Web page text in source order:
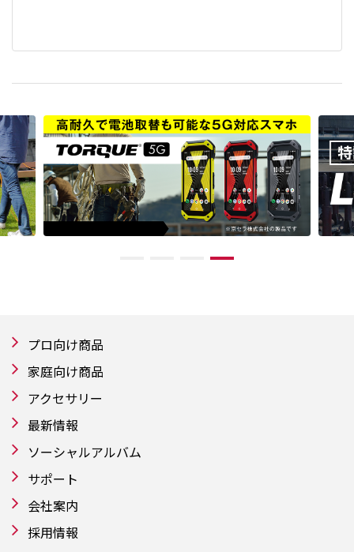
プロ向け商品
家庭向け商品
アクセサリー
最新情報
ソーシャルアルバム
サポート
会社案内
採用情報